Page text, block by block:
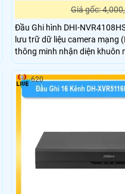
Giá gốc:
Đầu Ghi hình DHI-
lưu trữ dữ liệu camera mạng
thông minh nhận diện khuôn
đến 20TB, eSATA cảm biến
camera ghi hình sáng hơn và
với 1 cổng LAN RJ45 cho
620